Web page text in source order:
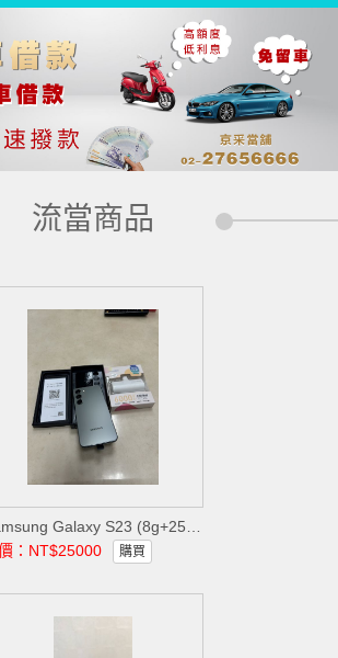
流當商品
：NT$25000
購買